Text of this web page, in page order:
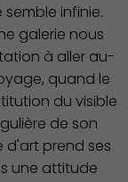
infinie.
galerie nous
à aller au-
quand le
du visible
de son
d'art prend ses
une attitude